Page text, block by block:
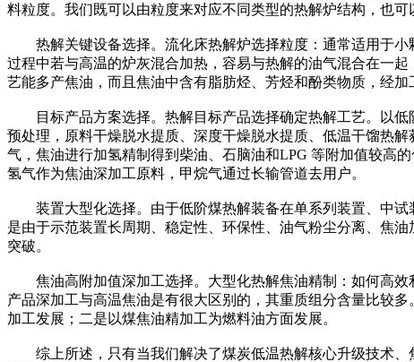
料粒度。我们既可以由粒度来对应不同类型的热解炉结构，也
热解关键设备选择。流化床热解炉选择粒度：通常适用于小
过程中若与高温的炉灰混合加热，容易与热解的油气混合在一
艺能多产焦油，而且焦油中含有脂肪烃、芳烃和酚类物质，经加
目标产品方案选择。热解目标产品选择确定热解工艺。以低
预处理，原料干燥脱水提质、深度干燥脱水提质、低温干馏热
气，焦油进行加氢精制得到柴油、石脑油和LPG 等附加值较高
氢气作为焦油深加工原料，甲烷气通过长输管道去用户。
装置大型化选择。由于低阶煤热解装备在单系列装置、中试
是由于示范装置长周期、稳定性、环保性、油气粉尘分离、焦
突破。
焦油高附加值深加工选择。大型化热解焦油精制：如何高效
产品深加工与高温焦油是有很大区别的，其重质组分含量比较
加工发展；二是以煤焦油精加工为燃料油方面发展。
综上所述，只有当我们解决了煤炭低温热解核心升级技术、